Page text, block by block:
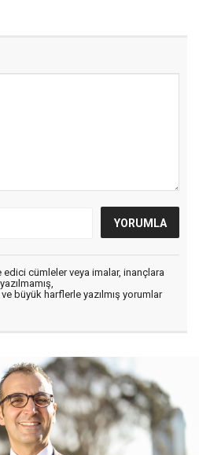
cümleler veya imalar, inançlara
büyük harflerle yazılmış yorumlar